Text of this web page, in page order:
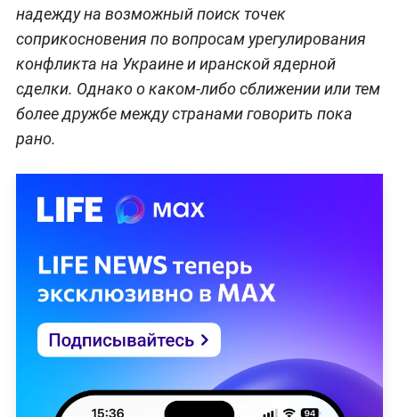
надежду на возможный поиск точек
соприкосновения по вопросам урегулирования
конфликта на Украине и иранской ядерной
сделки. Однако о каком-либо сближении или тем
более дружбе между странами говорить пока
рано.